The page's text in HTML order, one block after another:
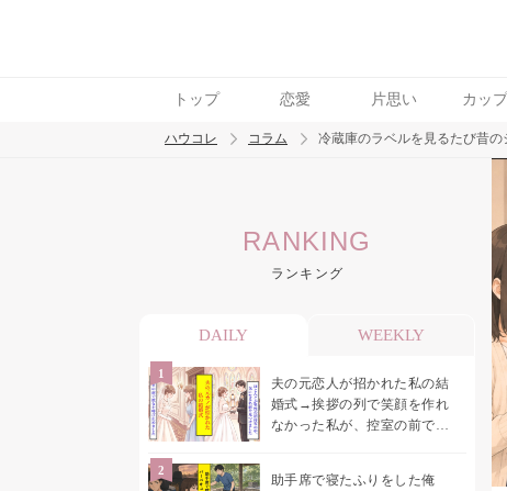
トップ 恋愛 片思い カッ
トレンド ワード
イイ女
ハウコレ コラム 冷蔵庫のラベルを見るたび昔
RANKING
ランキング
DAILY WEEKLY
夫の元恋人が招かれた私の結
婚式→挨拶の列で笑顔を作れ
なかった私が、控室の前で彼
助手席で寝たふりをした俺